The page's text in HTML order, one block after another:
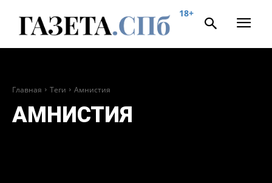
18+
Главная Теги Амнистия
АМНИСТИЯ